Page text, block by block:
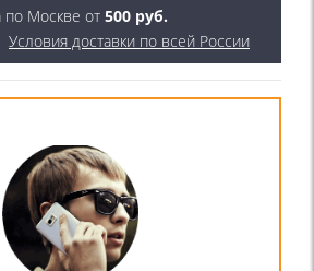
по Москве от 500 руб.
Условия доставки по всей России